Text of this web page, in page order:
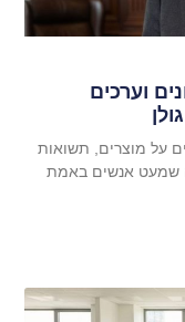
וערכים
על מוצרים, תשואות
שמעט אנשים באמת